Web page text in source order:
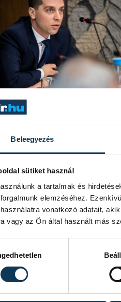
Beleegyezés
sütiket használ
a tartalmak és
elemzéséhez.
vonatkozó adatait,
vagy az Ön által használt más
Programját
átfogó képet Veszprém jelenlegi
a várostérség vagy a